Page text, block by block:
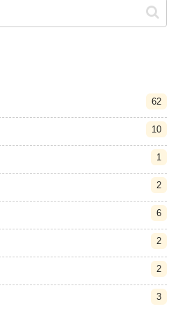
62
10
1
2
6
2
2
3